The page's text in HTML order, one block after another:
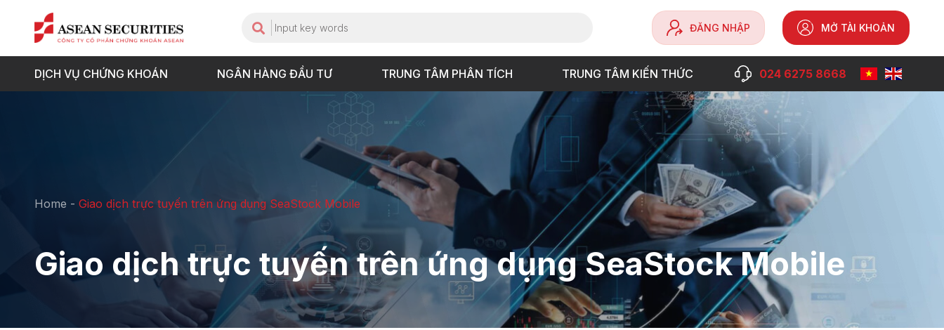
ĐĂNG NHẬP MỞ TÀI KHOẢN
DỊCH VỤ CHỨNG KHOÁN NGÂN HÀNG ĐẦU TƯ TRUNG TÂM PHÂN TÍCH TRUNG TÂM KIẾN THỨC 024 6275 8668
Home - Giao dịch trực tuyến trên ứng dụng SeaStock Mobile
Giao dịch trực tuyến trên ứng dụng SeaStock Mobile